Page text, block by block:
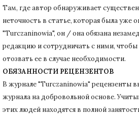
Там, где автор обнаруживает
неточность в статье, которая была уже
"Turczaninowia", он / она обязана
редакцию и сотрудничать с ними,
отозвать ее в случае необходимости.
ОБЯЗАННОСТИ РЕЦЕНЗЕНТОВ
В журнале "Turczaninowia" рецензенты
журнала на добровольной основе.
этих людей находятся в полной